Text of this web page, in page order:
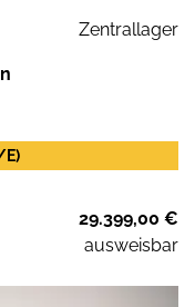
Zentrallager
E)
29.399,00 €
ausweisbar